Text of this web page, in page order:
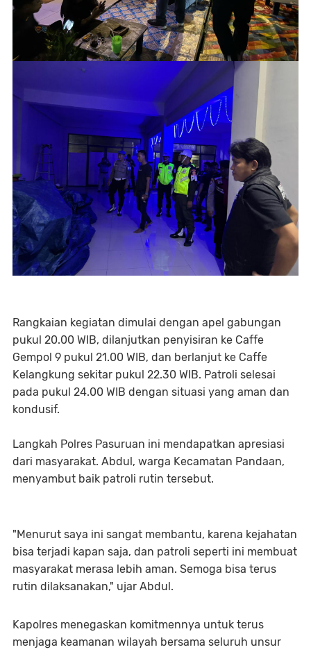
Rangkaian kegiatan dimulai dengan apel gabungan
pukul 20.00 WIB, dilanjutkan penyisiran ke Caffe
Gempol 9 pukul 21.00 WIB, dan berlanjut ke Caffe
Kelangkung sekitar pukul 22.30 WIB. Patroli selesai
pada pukul 24.00 WIB dengan situasi yang aman dan
kondusif.
Langkah Polres Pasuruan ini mendapatkan apresiasi
dari masyarakat. Abdul, warga Kecamatan Pandaan,
menyambut baik patroli rutin tersebut.
"Menurut saya ini sangat membantu, karena kejahatan
bisa terjadi kapan saja, dan patroli seperti ini membuat
masyarakat merasa lebih aman. Semoga bisa terus
rutin dilaksanakan," ujar Abdul.
Kapolres menegaskan komitmennya untuk terus
menjaga keamanan wilayah bersama seluruh unsur